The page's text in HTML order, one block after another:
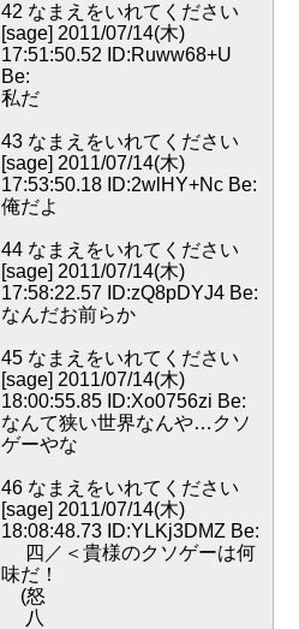
42 なまえをいれてください
[sage] 2011/07/14(木)
17:51:50.52 ID:Ruww68+U
Be:
私だ
43 なまえをいれてください
[sage] 2011/07/14(木)
17:53:50.18 ID:2wlHY+Nc Be:
俺だよ
44 なまえをいれてください
[sage] 2011/07/14(木)
17:58:22.57 ID:zQ8pDYJ4 Be:
なんだお前らか
45 なまえをいれてください
[sage] 2011/07/14(木)
18:00:55.85 ID:Xo0756zi Be:
なんて狭い世界なんや…クソ
ゲーやな
46 なまえをいれてください
[sage] 2011/07/14(木)
18:08:48.73 ID:YLKj3DMZ Be:
四／＜貴様のクソゲーは何
味だ！
(怒
八